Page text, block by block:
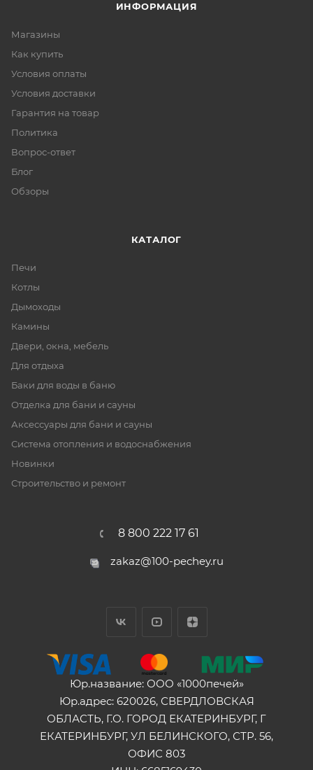
ИНФОРМАЦИЯ
Магазины
Как купить
Условия оплаты
Условия доставки
Гарантия на товар
Политика
Вопрос-ответ
Блог
Обзоры
КАТАЛОГ
Печи
Котлы
Дымоходы
Камины
Двери, окна, мебель
Для отдыха
Баки для воды в баню
Отделка для бани и сауны
Аксессуары для бани и сауны
Система отопления и водоснабжения
Новинки
Строительство и ремонт
8 800 222 17 61
zakaz@100-pechey.ru
Юр.название: ООО «1000печей»
Юр.адрес: 620026, СВЕРДЛОВСКАЯ
ОБЛАСТЬ, Г.О. ГОРОД ЕКАТЕРИНБУРГ, Г
ЕКАТЕРИНБУРГ, УЛ БЕЛИНСКОГО, СТР. 56,
ОФИС 803